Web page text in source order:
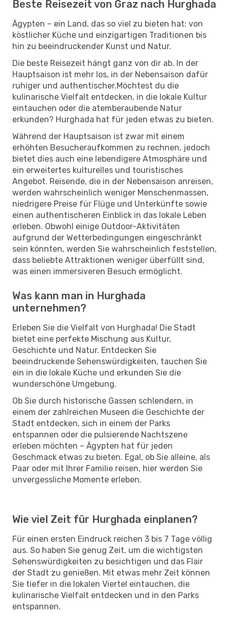
Beste Reisezeit von Graz nach Hurghada
Ägypten – ein Land, das so viel zu bieten hat: von
köstlicher Küche und einzigartigen Traditionen bis
hin zu beeindruckender Kunst und Natur.
Die beste Reisezeit hängt ganz von dir ab. In der
Hauptsaison ist mehr los, in der Nebensaison dafür
ruhiger und authentischer.Möchtest du die
kulinarische Vielfalt entdecken, in die lokale Kultur
eintauchen oder die atemberaubende Natur
erkunden? Hurghada hat für jeden etwas zu bieten.
Während der Hauptsaison ist zwar mit einem
erhöhten Besucheraufkommen zu rechnen, jedoch
bietet dies auch eine lebendigere Atmosphäre und
ein erweitertes kulturelles und touristisches
Angebot. Reisende, die in der Nebensaison anreisen,
werden wahrscheinlich weniger Menschenmassen,
niedrigere Preise für Flüge und Unterkünfte sowie
einen authentischeren Einblick in das lokale Leben
erleben. Obwohl einige Outdoor-Aktivitäten
aufgrund der Wetterbedingungen eingeschränkt
sein könnten, werden Sie wahrscheinlich feststellen,
dass beliebte Attraktionen weniger überfüllt sind,
was einen immersiveren Besuch ermöglicht.
Was kann man in Hurghada
unternehmen?
Erleben Sie die Vielfalt von Hurghada! Die Stadt
bietet eine perfekte Mischung aus Kultur,
Geschichte und Natur. Entdecken Sie
beeindruckende Sehenswürdigkeiten, tauchen Sie
ein in die lokale Küche und erkunden Sie die
wunderschöne Umgebung.
Ob Sie durch historische Gassen schlendern, in
einem der zahlreichen Museen die Geschichte der
Stadt entdecken, sich in einem der Parks
entspannen oder die pulsierende Nachtszene
erleben möchten – Ägypten hat für jeden
Geschmack etwas zu bieten. Egal, ob Sie alleine, als
Paar oder mit Ihrer Familie reisen, hier werden Sie
unvergessliche Momente erleben.
Wie viel Zeit für Hurghada einplanen?
Für einen ersten Eindruck reichen 3 bis 7 Tage völlig
aus. So haben Sie genug Zeit, um die wichtigsten
Sehenswürdigkeiten zu besichtigen und das Flair
der Stadt zu genießen. Mit etwas mehr Zeit können
Sie tiefer in die lokalen Viertel eintauchen, die
kulinarische Vielfalt entdecken und in den Parks
entspannen.